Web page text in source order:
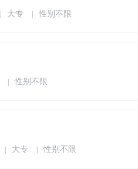
大专 性别不限
性别不限
大专 性别不限